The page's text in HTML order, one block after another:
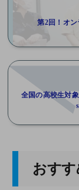
第2回！オ
全国の⾼校⽣対
おす